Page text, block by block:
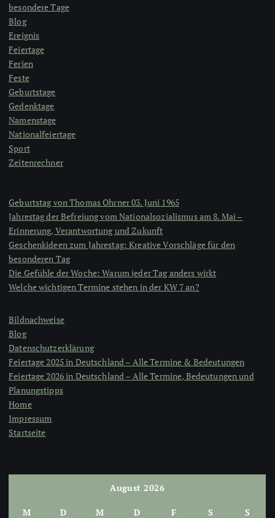
besondere Tage
Blog
Ereignis
Feiertage
Ferien
Feste
Geburtstage
Gedenktage
Namenstage
Nationalfeiertage
Sport
Zeitenrechner
Geburtstag von Thomas Ohrner 03. Juni 1965
Jahrestag der Befreiung vom Nationalsozialismus am 8. Mai –
Erinnerung, Verantwortung und Zukunft
Geschenkideen zum Jahrestag: Kreative Vorschläge für den
besonderen Tag
Die Gefühle der Woche: Warum jeder Tag anders wirkt
Welche wichtigen Termine stehen in der KW 7 an?
Bildnachweise
Blog
Datenschutzerklärung
Feiertage 2025 in Deutschland – Alle Termine & Bedeutungen
Feiertage 2026 in Deutschland – Alle Termine, Bedeutungen und
Planungstipps
Home
Impressum
Startseite
August 2026
M D M D F S S